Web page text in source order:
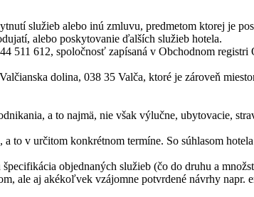
služieb alebo inú zmluvu, predmetom ktorej je
alebo poskytovanie ďalších služieb hotela.
612, spoločnosť zapísaná v Obchodnom registri
dolina, 038 35 Valča, ktoré je zároveň
a to najmä, nie však výlučne, ubytovacie,
to v určitom konkrétnom termíne. So súhlasom
objednaných služieb (čo do druhu a
ale aj akékoľvek vzájomne potvrdené návrhy napr.